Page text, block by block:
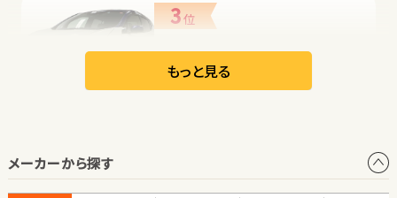
3位
日産
リーフ
1位
もっと見る
メーカーから探す